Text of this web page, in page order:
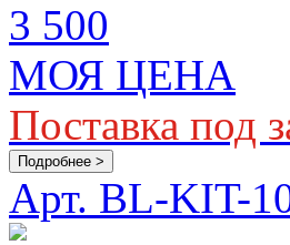
3 500
МОЯ ЦЕНА
Поставка под
Подробнее >
Арт. BL-KIT-